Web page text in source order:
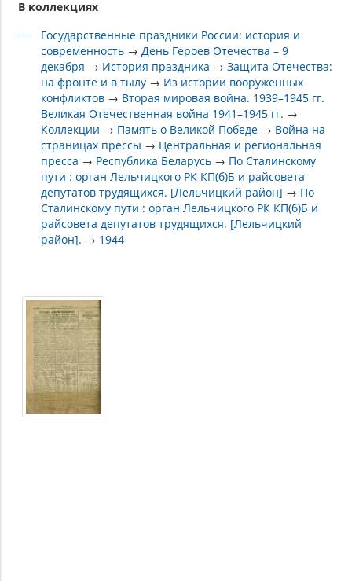
В коллекциях
Государственные праздники России: история и
современность → День Героев Отечества – 9
декабря → История праздника →Защита Отечества:
на фронте и в тылу → Из истории вооруженных
конфликтов → Вторая мировая война. 1939–1945 гг.
Великая Отечественная война 1941–1945 гг. →
Коллекции → Память о Великой Победе → Война на
страницах прессы → Центральная и региональная
пресса → Республика Беларусь → По Сталинскому
пути : орган Лельчицкого РК КП(б)Б и райсовета
депутатов трудящихся. [Лельчицкий район] → По
Сталинскому пути : орган Лельчицкого РК КП(б)Б и
райсовета депутатов трудящихся. [Лельчицкий
район]. → 1944